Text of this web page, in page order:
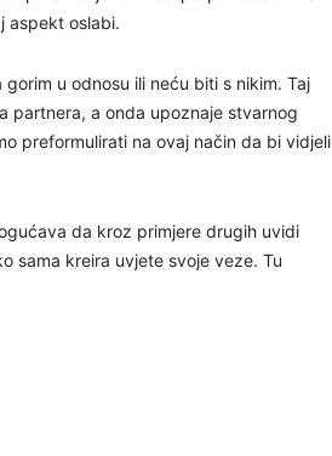
aspekt oslabi.
u odnosu ili neću biti s nikim. Taj
partnera, a onda upoznaje stvarnog
preformulirati na ovaj način da bi vidjeli
da kroz primjere drugih uvidi
sama kreira uvjete svoje veze. Tu